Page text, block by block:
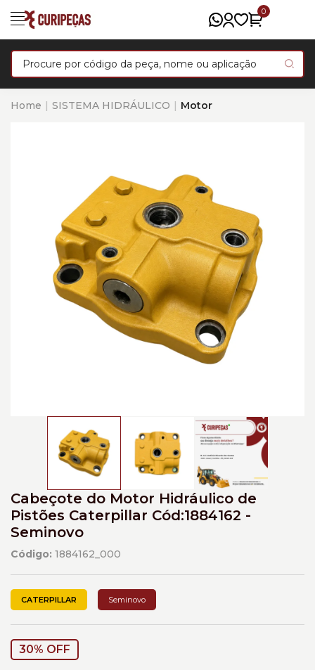
0
Home SISTEMA HIDRÁULICO Motor
Cabeçote do Motor Hidráulico de
Pistões Caterpillar Cód:1884162 -
Seminovo
Código: 1884162_000
CATERPILLAR Seminovo
30% OFF